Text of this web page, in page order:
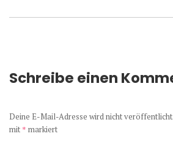
Schreibe einen
Deine E-Mail-Adresse wird nicht veröffentlicht.
mit * markiert